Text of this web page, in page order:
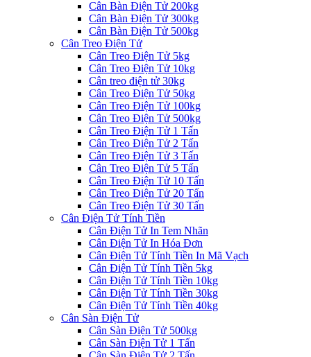
Cân Bàn Điện Tử 200kg
Cân Bàn Điện Tử 300kg
Cân Bàn Điện Tử 500kg
Cân Treo Điện Tử
Cân Treo Điện Tử 5kg
Cân Treo Điện Tử 10kg
Cân treo điện tử 30kg
Cân Treo Điện Tử 50kg
Cân Treo Điện Tử 100kg
Cân Treo Điện Tử 500kg
Cân Treo Điện Tử 1 Tấn
Cân Treo Điện Tử 2 Tấn
Cân Treo Điện Tử 3 Tấn
Cân Treo Điện Tử 5 Tấn
Cân Treo Điện Tử 10 Tấn
Cân Treo Điện Tử 20 Tấn
Cân Treo Điện Tử 30 Tấn
Cân Điện Tử Tính Tiền
Cân Điện Tử In Tem Nhãn
Cân Điện Tử In Hóa Đơn
Cân Điện Tử Tính Tiền In Mã Vạch
Cân Điện Tử Tính Tiền 5kg
Cân Điện Tử Tính Tiền 10kg
Cân Điện Tử Tính Tiền 30kg
Cân Điện Tử Tính Tiền 40kg
Cân Sàn Điện Tử
Cân Sàn Điện Tử 500kg
Cân Sàn Điện Tử 1 Tấn